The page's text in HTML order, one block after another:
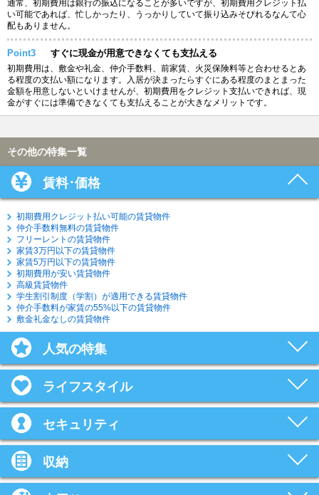
通常、初期費用は銀行の振込になることが多いですが、初期費用クレジット払
い可能であれば、忙しかったり、うっかりしていて振り込みそびれるなんて心
配もありません。
Point3 すぐに現金が用意できなくても支払える
初期費用は、敷金や礼金、仲介手数料、前家賃、火災保険料等と合わせるとあ
る程度の支払い額になります。入居が決まったらすぐにある程度のまとまった
金額を用意しないといけませんが、初期費用をクレジット支払いできれば、現
金がすぐには準備できなくても支払えることが大きなメリットです。
その他の特集一覧
賃料･価格
初期費用クレジット払い可能の賃貸物件
仲介手数料無料の賃貸物件
フリーレントの賃貸物件
家賃3万円以下の賃貸物件
家賃5万円以下の賃貸物件
初期費用が安い賃貸物件
高級賃貸物件
学生割引制度（学割）が適用できる賃貸物件
仲介手数料が家賃の55%以下の賃貸物件
敷金礼金なしの賃貸物件
人気の特集
ライフスタイル
セキュリティ
収納